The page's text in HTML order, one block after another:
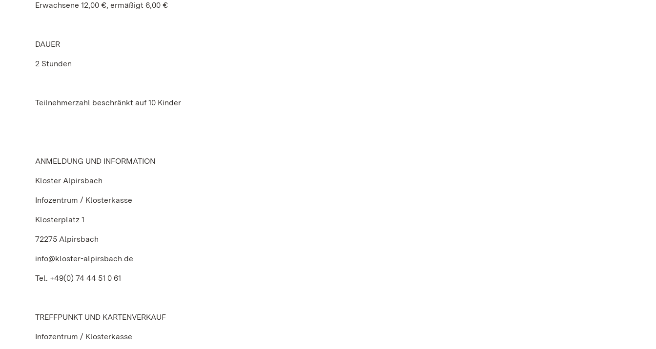
Erwachsene 12,00 €, ermäßigt 6,00 €
DAUER
2 Stunden
Teilnehmerzahl beschränkt auf 10 Kinder
ANMELDUNG UND INFORMATION
Kloster Alpirsbach
Infozentrum / Klosterkasse
Klosterplatz 1
72275 Alpirsbach
info@kloster-alpirsbach.de
Tel. +49(0) 74 44 51 0 61
TREFFPUNKT UND KARTENVERKAUF
Infozentrum / Klosterkasse